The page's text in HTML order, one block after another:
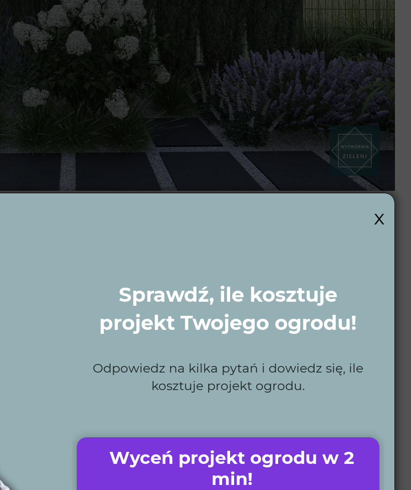
potrzeb, które są łatwe w utrzymaniu.
oświetlenia, kosiarki automatyczne.
wysoką jakość.
prac.
x
Sprawdź, ile kosztuje
projekt Twojego ogrodu!
Odpowiedz na kilka pytań i dowiedz się, ile
kosztuje projekt ogrodu.
Wyceń projekt ogrodu w 2
min!